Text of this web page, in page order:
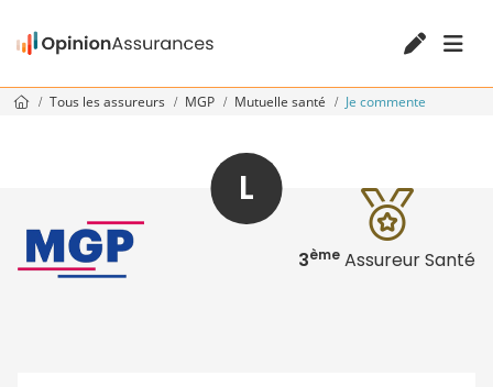
Tous les assureurs MGP Mutuelle santé Je commente
L
3ème Assureur Santé